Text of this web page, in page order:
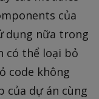
của
dụng nữa trong
có thể loại bỏ
code không
của dự án cùng